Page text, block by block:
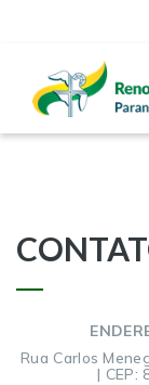
Rua Carlos
| CEP: